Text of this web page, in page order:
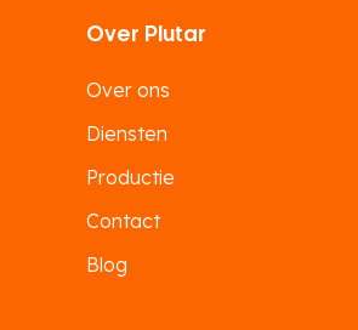
Over Plutar
Over ons
Diensten
Productie
Contact
Blog